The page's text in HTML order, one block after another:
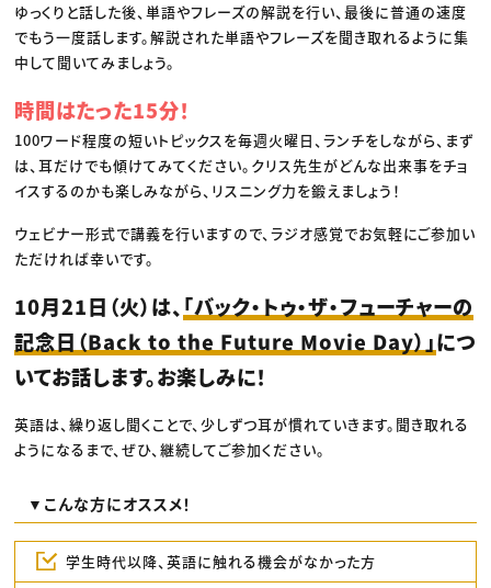
ゆっくりと話した後、単語やフレーズの解説を行い、最後に普通の速度
でもう一度話します。解説された単語やフレーズを聞き取れるように集
中して聞いてみましょう。
時間はたった15分！
100ワード程度の短いトピックスを毎週火曜日、ランチをしながら、まず
は、耳だけでも傾けてみてください。クリス先生がどんな出来事をチョ
イスするのかも楽しみながら、リスニング力を鍛えましょう！
ウェビナー形式で講義を行いますので、ラジオ感覚でお気軽にご参加い
ただければ幸いです。
10月21日（火）は、 「バック・トゥ・ザ・フューチャーの
記念日（Back to the Future Movie Day）」につ
いてお話します。お楽しみに！
英語は、繰り返し聞くことで、少しずつ耳が慣れていきます。聞き取れる
ようになるまで、ぜひ、継続してご参加ください。
▼こんな方にオススメ！
学生時代以降、英語に触れる機会がなかった方